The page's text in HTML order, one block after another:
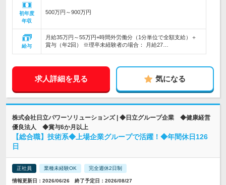
初年度
年収
500万円～900万円
給与
月給35万円～55万円+時間外労働分（1分単位で全額支給）＋
賞与（年2回） ※理卒未経験者の場合： 月給27…
求人詳細を見る 気になる
株式会社日立パワーソリューションズ | ◆日立グループ企業 ◆健康経営
優良法人 ◆賞与6か月以上
【総合職】技術系◆上場企業グループで活躍！◆年間休日126
日
正社員 業種未経験OK 完全週休2日制
情報更新日：2026/06/26 終了予定日：2026/08/27